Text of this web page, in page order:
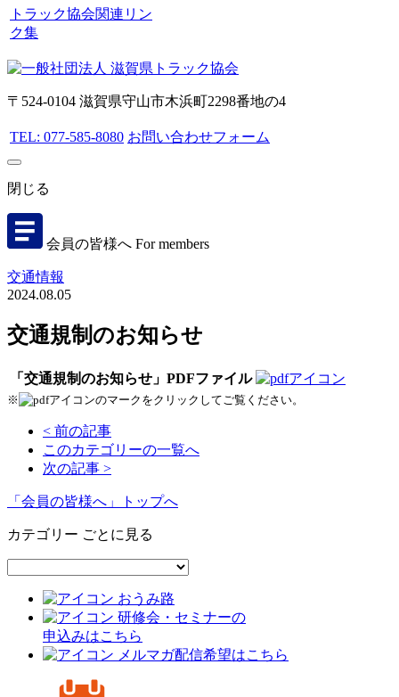
トラック協会関連リン
ク集
〒524-0104 滋賀県守山市木浜町2298番地の4
TEL: 077-585-8080 お問い合わせフォーム
閉じる
会員の皆様へ For members
交通情報
2024.08.05
交通規制のお知らせ
「交通規制のお知らせ」PDFファイル
※ のマークをクリックしてご覧ください。
< 前の記事
このカテゴリーの一覧へ
次の記事 >
「会員の皆様へ」トップへ
カテゴリー ごとに見る
おうみ路
研修会・セミナーの
申込みはこちら
メルマガ配信希望はこちら